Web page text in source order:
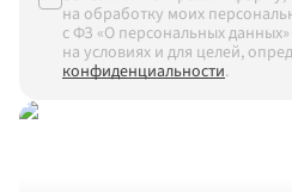
на обработку моих
с ФЗ «О персональных
на условиях и для целей,
конфиденциальности.